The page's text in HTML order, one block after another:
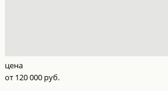
цена
от 120 000 руб.